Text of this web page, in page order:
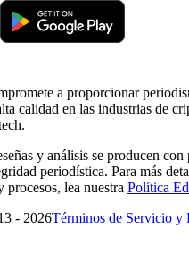
a proporcionar
calidad en las industrias de
y análisis se producen con
periodística. Para más
procesos, lea nuestra Política
- 2026Términos de Servicio y